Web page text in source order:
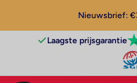
Nieuwsbrief:
Laagste prijsgarantie